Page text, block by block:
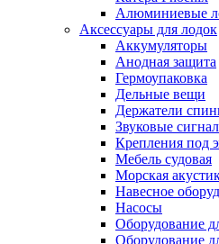
Алюминиевые
Аксессуары для лодок
Аккумуляторы
Анодная защита
Гермоупаковка
Дельные вещи
Держатели
Звуковые
Крепления под
Мебель судовая
Морская
Навесное
Насосы
Оборудование
Оборудование